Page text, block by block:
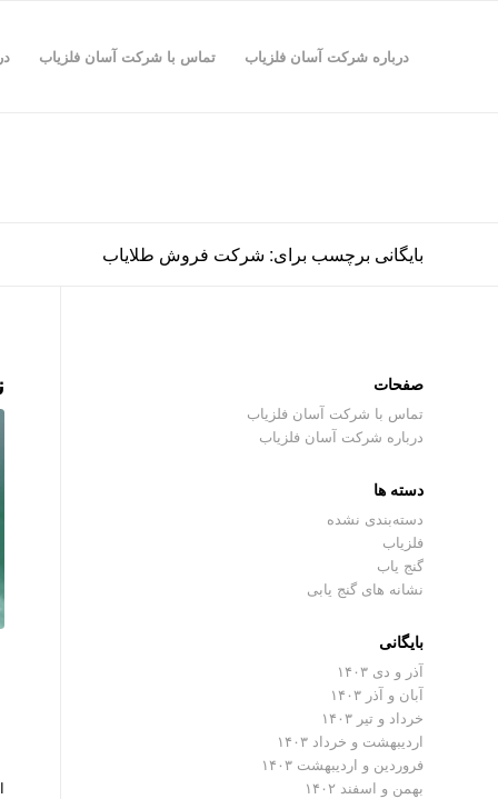
درباره شرکت آسان فلزیاب تماس با شرکت آسان فلزیاب
بایگانی برچسب برای: شرکت فروش طلایاب
صفحات
تماس با شرکت آسان فلزیاب
درباره شرکت آسان فلزیاب
دسته ها
دسته‌بندی نشده
فلزیاب
گنج یاب
نشانه های گنج یابی
بایگانی
آذر و دی ۱۴۰۳
آبان و آذر ۱۴۰۳
خرداد و تیر ۱۴۰۳
اردیبهشت و خرداد ۱۴۰۳
فروردین و اردیبهشت ۱۴۰۳
بهمن و اسفند ۱۴۰۲